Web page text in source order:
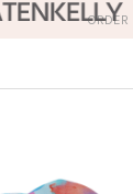
ORDER